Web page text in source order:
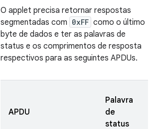
O applet precisa retornar respostas
segmentadas com 0xFF como o último
byte de dados e ter as palavras de
status e os comprimentos de resposta
respectivos para as seguintes APDUs.
APDU
Palavra
de
status